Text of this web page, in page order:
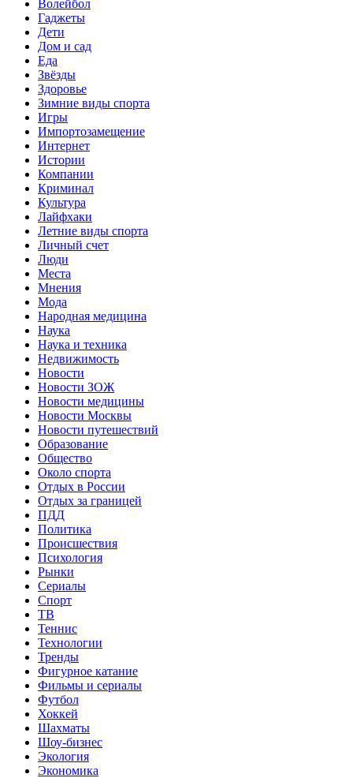
Волейбол
Гаджеты
Дети
Дом и сад
Еда
Звёзды
Здоровье
Зимние виды спорта
Игры
Импортозамещение
Интернет
Истории
Компании
Криминал
Культура
Лайфхаки
Летние виды спорта
Личный счет
Люди
Места
Мнения
Мода
Народная медицина
Наука
Наука и техника
Недвижимость
Новости
Новости ЗОЖ
Новости медицины
Новости Москвы
Новости путешествий
Образование
Общество
Около спорта
Отдых в России
Отдых за границей
ПДД
Политика
Происшествия
Психология
Рынки
Сериалы
Спорт
ТВ
Теннис
Технологии
Тренды
Фигурное катание
Фильмы и сериалы
Футбол
Хоккей
Шахматы
Шоу-бизнес
Экология
Экономика